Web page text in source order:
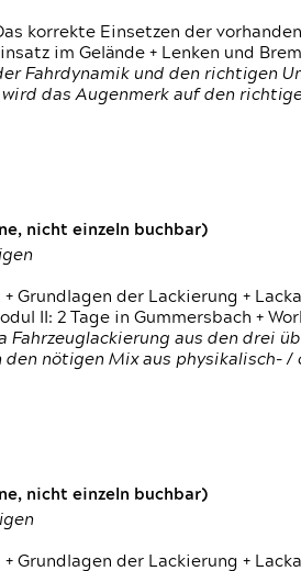
korrekte Einsetzen der
im Gelände + Lenken und
Fahrdynamik und den
das Augenmerk auf den
nicht einzeln buchbar)
Grundlagen der Lackierung +
II: 2 Tage in Gummersbach +
aus den drei
nötigen Mix aus physikalisch- /
nicht einzeln buchbar)
Grundlagen der Lackierung +